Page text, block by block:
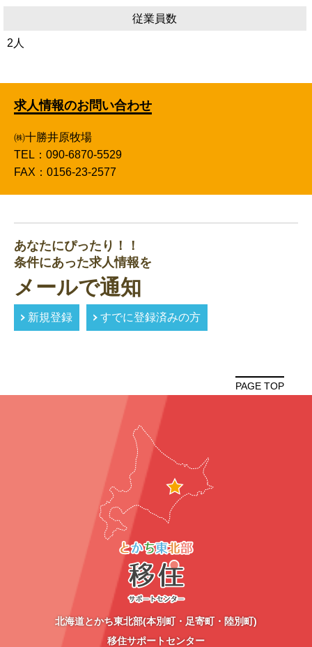
従業員数
2人
求人情報のお問い合わせ
㈱十勝井原牧場
TEL：090-6870-5529
FAX：0156-23-2577
あなたにぴったり！！
条件にあった求人情報を
メールで通知
新規登録 すでに登録済みの方
PAGE TOP
北海道とかち東北部(本別町・足寄町・陸別町)
移住サポートセンター